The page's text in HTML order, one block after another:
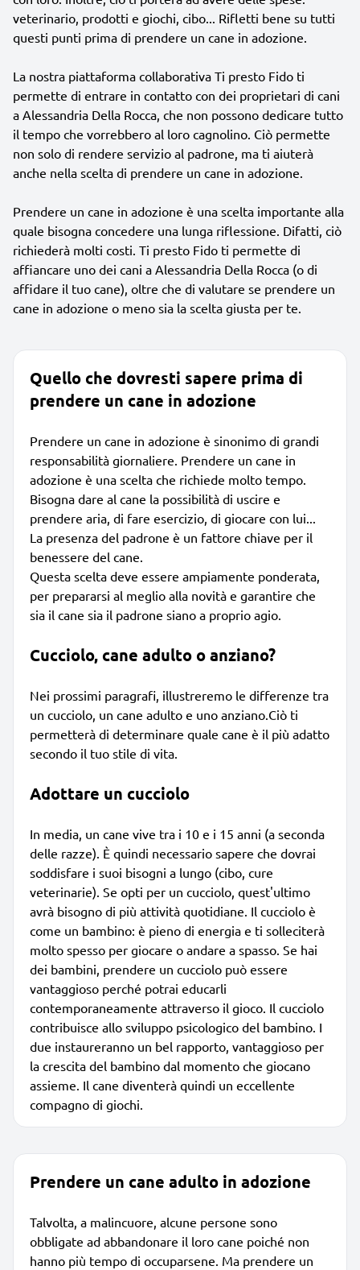
veterinario, prodotti e giochi, cibo... Rifletti bene su tutti
questi punti prima di prendere un cane in adozione.
La nostra piattaforma collaborativa Ti presto Fido ti
permette di entrare in contatto con dei proprietari di cani
a Alessandria Della Rocca, che non possono dedicare tutto
il tempo che vorrebbero al loro cagnolino. Ciò permette
non solo di rendere servizio al padrone, ma ti aiuterà
anche nella scelta di prendere un cane in adozione.
Prendere un cane in adozione è una scelta importante alla
quale bisogna concedere una lunga riflessione. Difatti, ciò
richiederà molti costi. Ti presto Fido ti permette di
affiancare uno dei cani a Alessandria Della Rocca (o di
affidare il tuo cane), oltre che di valutare se prendere un
cane in adozione o meno sia la scelta giusta per te.
Quello che dovresti sapere prima di
prendere un cane in adozione
Prendere un cane in adozione è sinonimo di grandi
responsabilità giornaliere. Prendere un cane in
adozione è una scelta che richiede molto tempo.
Bisogna dare al cane la possibilità di uscire e
prendere aria, di fare esercizio, di giocare con lui...
La presenza del padrone è un fattore chiave per il
benessere del cane.
Questa scelta deve essere ampiamente ponderata,
per prepararsi al meglio alla novità e garantire che
sia il cane sia il padrone siano a proprio agio.
Cucciolo, cane adulto o anziano?
Nei prossimi paragrafi, illustreremo le differenze tra
un cucciolo, un cane adulto e uno anziano.Ciò ti
permetterà di determinare quale cane è il più adatto
secondo il tuo stile di vita.
Adottare un cucciolo
In media, un cane vive tra i 10 e i 15 anni (a seconda
delle razze). È quindi necessario sapere che dovrai
soddisfare i suoi bisogni a lungo (cibo, cure
veterinarie). Se opti per un cucciolo, quest'ultimo
avrà bisogno di più attività quotidiane. Il cucciolo è
come un bambino: è pieno di energia e ti solleciterà
molto spesso per giocare o andare a spasso. Se hai
dei bambini, prendere un cucciolo può essere
vantaggioso perché potrai educarli
contemporaneamente attraverso il gioco. Il cucciolo
contribuisce allo sviluppo psicologico del bambino. I
due instaureranno un bel rapporto, vantaggioso per
la crescita del bambino dal momento che giocano
assieme. Il cane diventerà quindi un eccellente
compagno di giochi.
Prendere un cane adulto in adozione
Talvolta, a malincuore, alcune persone sono
obbligate ad abbandonare il loro cane poiché non
hanno più tempo di occuparsene. Ma prendere un